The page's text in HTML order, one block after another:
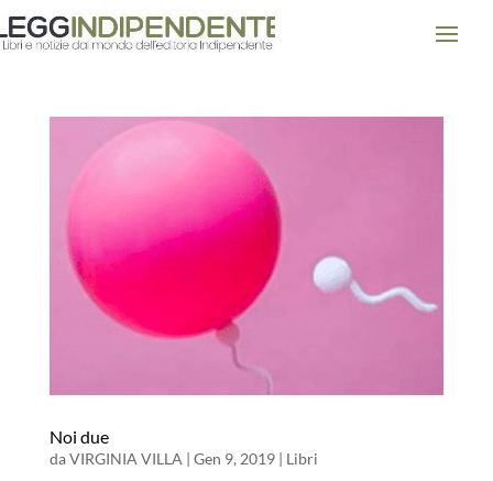
Noi due
daVIRGINIA VILLA | Gen 9, 2019| Libri